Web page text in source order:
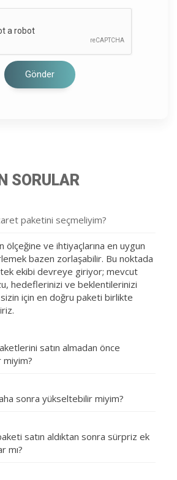
Gönder
SORULAR
paketini seçmeliyim?
ölçeğine ve ihtiyaçlarına en uygun
bazen zorlaşabilir. Bu noktada
ekibi devreye giriyor; mevcut
hedeflerinizi ve beklentilerinizi
için en doğru paketi birlikte
satın almadan önce
sonra yükseltebilir miyim?
satın aldıktan sonra sürpriz ek
mı?